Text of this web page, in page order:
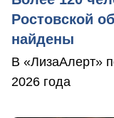
Ростовской
найдены
В «ЛизаАлерт»
2026 года